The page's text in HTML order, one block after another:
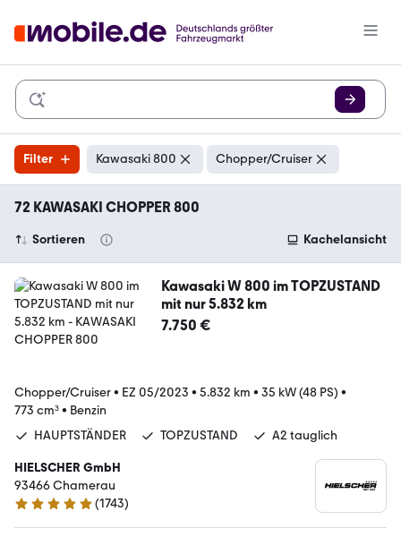
Filter Kawasaki 800 Chopper/Cruiser
72 KAWASAKI CHOPPER 800
Sortieren Kachelansicht
Kawasaki W 800 im TOPZUSTAND
mit nur 5.832 km
7.750 €
Chopper/Cruiser• EZ 05/2023 • 5.832 km • 35 kW (48 PS) •
773 cm³• Benzin
HAUPTSTÄNDER
TOPZUSTAND A2 tauglich
HIELSCHER GmbH
93466 Chamerau
4.9 Sterne
(1743)